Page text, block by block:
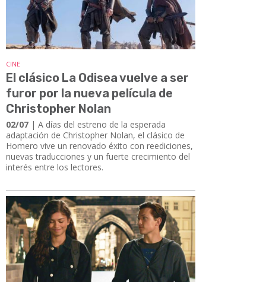
CINE
El clásico La Odisea vuelve a ser
furor por la nueva película de
Christopher Nolan
02/07 | A días del estreno de la esperada
adaptación de Christopher Nolan, el clásico de
Homero vive un renovado éxito con reediciones,
nuevas traducciones y un fuerte crecimiento del
interés entre los lectores.